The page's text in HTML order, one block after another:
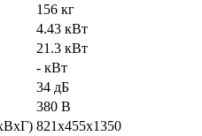
156 кг
4.43 кВт
21.3 кВт
- кВт
34 дБ
380 В
821x455x1350